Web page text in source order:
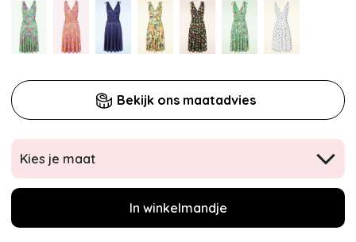
Bekijk ons maatadvies
Kies je maat
In winkelmandje